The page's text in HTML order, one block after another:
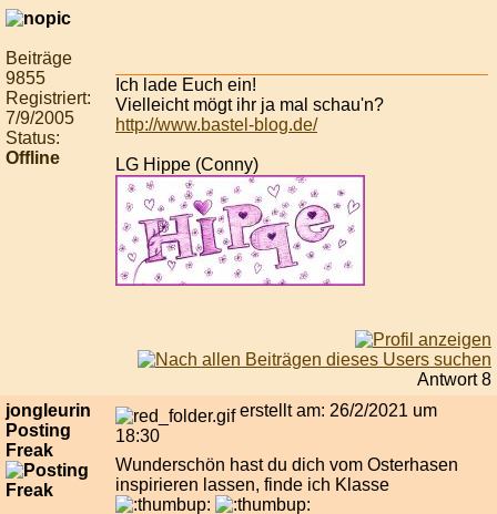
Beiträge
9855
Registriert:
7/9/2005
Status:
Offline
Ich lade Euch ein!
Vielleicht mögt ihr ja mal schau'n?
http://www.bastel-blog.de/
LG Hippe (Conny)
Antwort 8
jongleurin
Posting
Freak
erstellt am: 26/2/2021 um
18:30
Wunderschön hast du dich vom Osterhasen
inspirieren lassen, finde ich Klasse